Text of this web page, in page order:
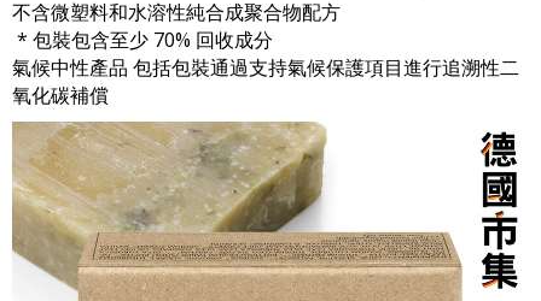
不含微塑料和水溶性純合成聚合物配方
* 包裝包含至少 70% 回收成分
氣候中性產品 包括包裝通過支持氣候保護項目進行追溯性二
氧化碳補償